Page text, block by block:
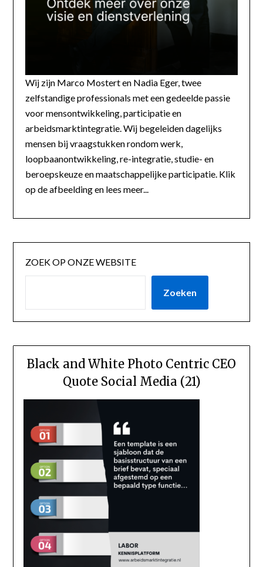
Wij zijn Marco Mostert en Nadia Eger, twee
zelfstandige professionals met een gedeelde passie
voor mensontwikkeling, participatie en
arbeidsmarktintegratie. Wij begeleiden dagelijks
mensen bij vraagstukken rondom werk,
loopbaanontwikkeling, re-integratie, studie- en
beroepskeuze en maatschappelijke participatie. Klik
op de afbeelding en lees meer...
ZOEK OP ONZE WEBSITE
Zoeken
Black and White Photo Centric CEO
Quote Social Media (21)